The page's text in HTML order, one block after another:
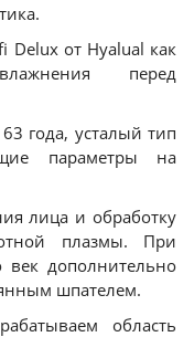
Delux от Hyalual как
перед
года, усталый тип
параметры на
лица и обработку
плазмы. При
век дополнительно
шпателем.
область